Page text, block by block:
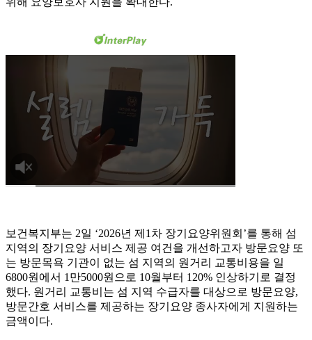
보건복지부는 2일 ‘2026년 제1차 장기요양위원회’를 통해 섬
지역의 장기요양 서비스 제공 여건을 개선하고자 방문요양 또
는 방문목욕 기관이 없는 섬 지역의 원거리 교통비용을 일
6800원에서 1만5000원으로 10월부터 120% 인상하기로 결정
했다. 원거리 교통비는 섬 지역 수급자를 대상으로 방문요양,
방문간호 서비스를 제공하는 장기요양 종사자에게 지원하는
금액이다.